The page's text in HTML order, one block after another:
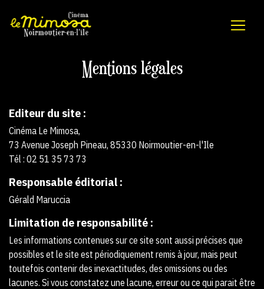
Mentions légales
Editeur du site :
Cinéma Le Mimosa,
73 Avenue Joseph Pineau, 85330 Noirmoutier-en-l'Ile
Tél : 02 51 35 73 73
Responsable éditorial :
Gérald Maruccia
Limitation de responsabilité :
Les informations contenues sur ce site sont aussi précises que
possibles et le site est périodiquement remis à jour, mais peut
toutefois contenir des inexactitudes, des omissions ou des
lacunes. Si vous constatez une lacune, erreur ou ce qui parait être